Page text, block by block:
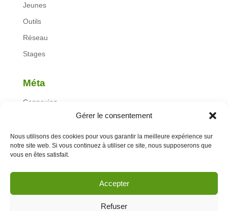
Gérer le consentement
Nous utilisons des cookies pour vous garantir la meilleure expérience sur
notre site web. Si vous continuez à utiliser ce site, nous supposerons que
vous en êtes satisfait.
Accepter
Refuser
Jeunes
Outils
Réseau
Stages
Méta
Connexion
Flux des publications
Flux des commentaires
Site de WordPress-FR
Tous droits réservés MAP réussite® et MAP Académie®